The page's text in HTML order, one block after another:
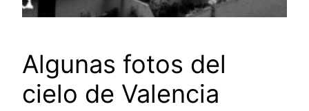
Algunas fotos del
cielo de Valencia